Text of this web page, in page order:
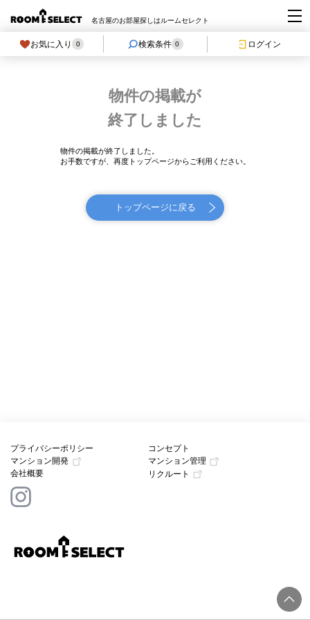
名古屋のお部屋探しはルームセレクト
お気に入り 0 検索条件 0 ログイン
物件の掲載が
終了しました
物件の掲載が終了しました。
お手数ですが、再度トップページからご利用ください。
トップページに戻る
プライバシーポリシー
コンセプト
マンション開発
マンション管理
会社概要
リクルート